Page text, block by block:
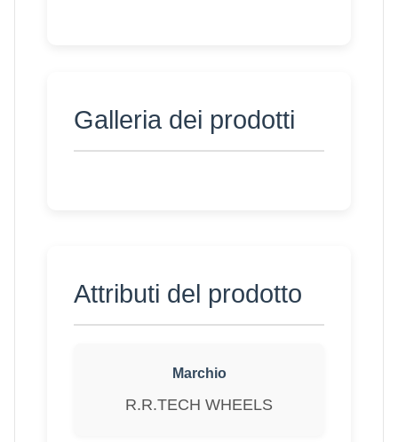
Galleria dei prodotti
Attributi del prodotto
Marchio
R.R.TECH WHEELS